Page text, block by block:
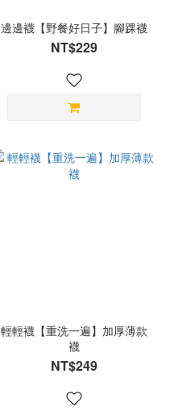
邊邊襪【野餐好日子】腳踝襪
NT$229
輕輕襪【重洗一遍】加厚薄款
襪
NT$249